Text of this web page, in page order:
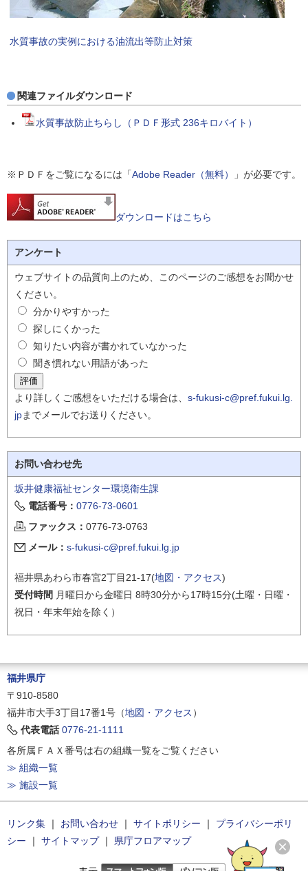
水質事故の実例における油流出等防止対策
関連ファイルダウンロード
水質事故防止ちらし（ＰＤＦ形式 236キロバイト）
※ＰＤＦをご覧になるには「Adobe Reader（無料） 」が必要です。
ダウンロードはこちら
アンケート
ウェブサイトの品質向上のため、このページのご感想をお聞かせ
ください。
分かりやすかった
探しにくかった
知りたい内容が書かれていなかった
聞き慣れない用語があった
より詳しくご感想をいただける場合は、 s-fukusi-c@pref.fukui.lg.
jpまでメールでお送りください。
お問い合わせ先
坂井健康福祉センター環境衛生課
電話番号： 0776-73-0601
ファックス： 0776-73-0763
メール： s-fukusi-c@pref.fukui.lg.jp
福井県あわら市春宮2丁目21-17(地図・アクセス)
受付時間 月曜日から金曜日 8時30分から17時15分(土曜・日曜・
祝日・年末年始を除く）
福井県庁
〒910-8580
福井市大手3丁目17番1号（地図・アクセス ）
代表電話 0776-21-1111
各所属ＦＡＸ番号は右の組織一覧をご覧ください
≫ 組織一覧
≫ 施設一覧
リンク集 ｜ お問い合わせ ｜ サイトポリシー ｜
プライバシーポリ
シー ｜ サイトマップ｜ 県庁フロアマップ